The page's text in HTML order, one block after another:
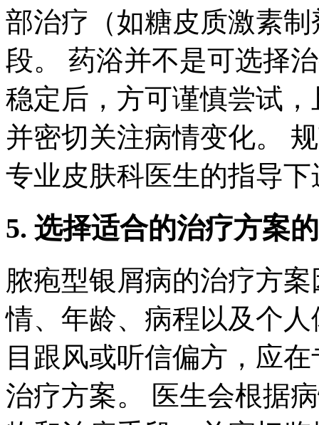
部治疗（如糖皮质激素
段。 药浴并不是可选择
稳定后，方可谨慎尝试
并密切关注病情变化。
专业皮肤科医生的指导下
5. 选择适合的治疗方案
脓疱型银屑病的治疗方
情、年龄、病程以及个
目跟风或听信偏方，应
治疗方案。 医生会根据